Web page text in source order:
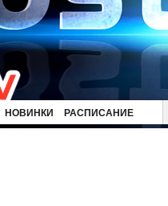
НОВИНКИ РАСПИСАНИЕ